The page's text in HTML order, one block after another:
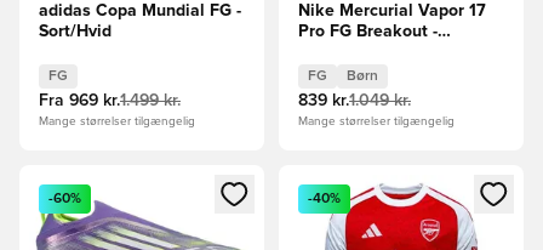
adidas Copa Mundial FG -
Sort/Hvid
FG
Fra 969 kr.1.499 kr.
Mange størrelser tilgængelig
Nike Mercurial Vapor 17
Pro FG Breakout -
FG Børn
839 kr.1.049 kr.
Mange størrelser tilgængelig
Åbner en Modal til at logge ind eller tilmelde dig som
-60%
Åbner en Modal til at logge
-40%